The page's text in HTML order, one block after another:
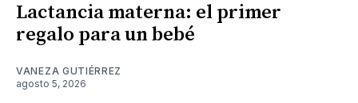
Lactancia materna: el primer
regalo para un bebé
VANEZA GUTIÉRREZ
agosto 5, 2026